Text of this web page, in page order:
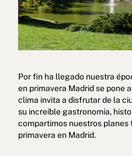
Política de cookies
Política de privacidad en
Términos y condiciones
Libro de
Por fin ha llegado nuestra
en primavera Madrid se pone
clima invita a disfrutar de la
su increíble gastronomía,
compartimos nuestros
primavera en Madrid.